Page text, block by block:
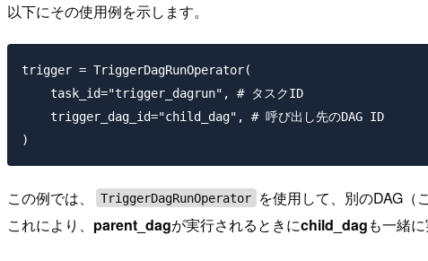
以下にその使用例を示します。
trigger = TriggerDagRunOperator(
    task_id="trigger_dagrun", # タスクID
    trigger_dag_id="child_dag", # 呼び出し先のDAG ID
この例では、 TriggerDagRunOperator
を使用して、別のDAG（
これにより、 parent_dagが実行されるときにchild_dagも一緒